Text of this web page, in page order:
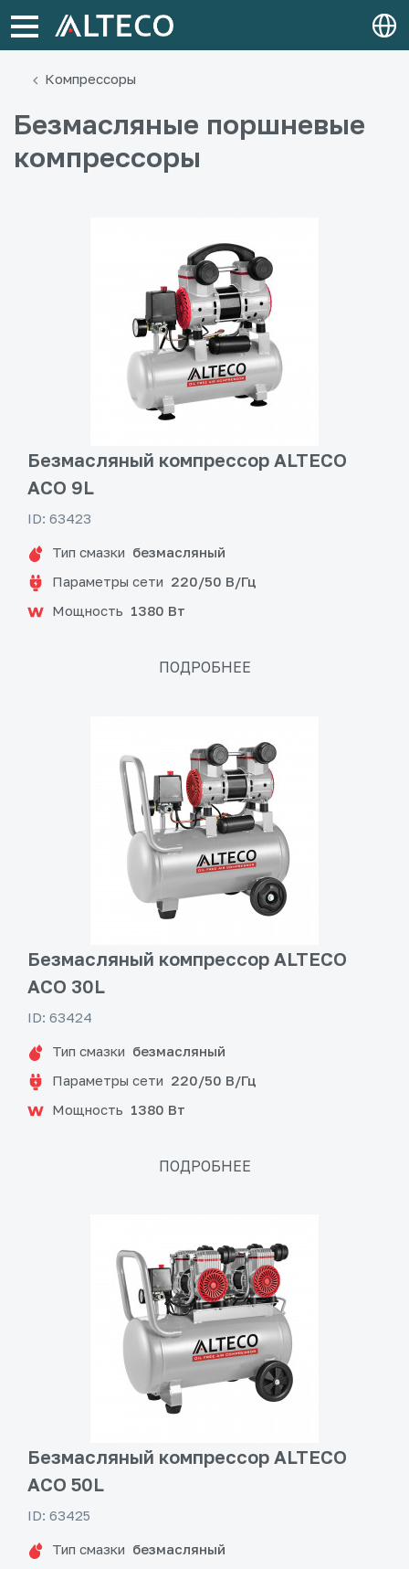
Компрессоры
Безмасляные поршневые
компрессоры
Безмасляный компрессор ALTECO
ACO 9L
ID: 63423
Тип смазки безмасляный
Параметры сети 220/50 В/Гц
Мощность 1380 Вт
ПОДРОБНЕЕ
Безмасляный компрессор ALTECO
ACO 30L
ID: 63424
Тип смазки безмасляный
Параметры сети 220/50 В/Гц
Мощность 1380 Вт
ПОДРОБНЕЕ
Безмасляный компрессор ALTECO
ACO 50L
ID: 63425
Тип смазки безмасляный